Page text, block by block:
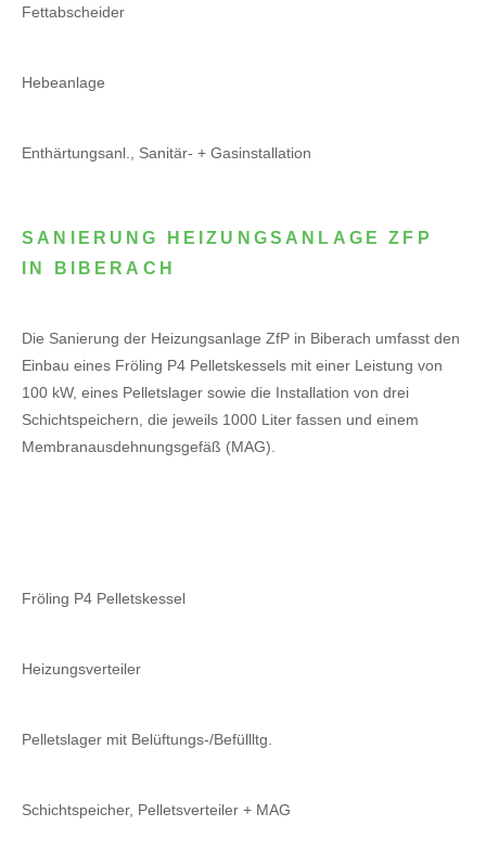
Fettabscheider
Hebeanlage
Enthärtungsanl., Sanitär- + Gasinstallation
SANIERUNG HEIZUNGSANLAGE ZFP
IN BIBERACH
Die Sanierung der Heizungsanlage ZfP in Biberach umfasst den
Einbau eines Fröling P4 Pelletskessels mit einer Leistung von
100 kW, eines Pelletslager sowie die Installation von drei
Schichtspeichern, die jeweils 1000 Liter fassen und einem
Membranausdehnungsgefäß (MAG).
Fröling P4 Pelletskessel
Heizungsverteiler
Pelletslager mit Belüftungs-/Befüllltg.
Schichtspeicher, Pelletsverteiler + MAG